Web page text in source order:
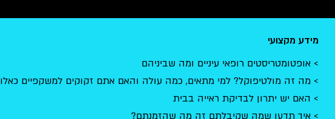
מידע מקצועי
אופטומטריסטים רופאי עיניים ומה שביניהם
מה זה מולטיפוקל? למי מתאים, כמה עולה והאם אתם זקוקים למשקפיים כאלו
האם יש יתרון לבדיקת ראייה בבית
איך תדעו שמה שקיבלתם זה מה שהזמנתם?